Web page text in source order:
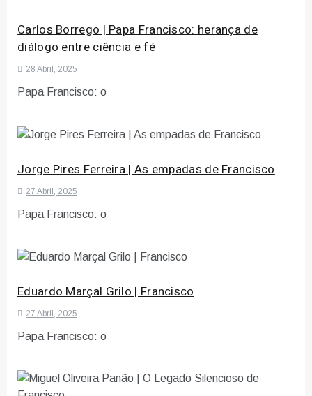
Carlos Borrego | Papa Francisco: herança de
diálogo entre ciência e fé
28 Abril, 2025
Papa Francisco: o
Jorge Pires Ferreira | As empadas de Francisco
27 Abril, 2025
Papa Francisco: o
Eduardo Marçal Grilo | Francisco
27 Abril, 2025
Papa Francisco: o